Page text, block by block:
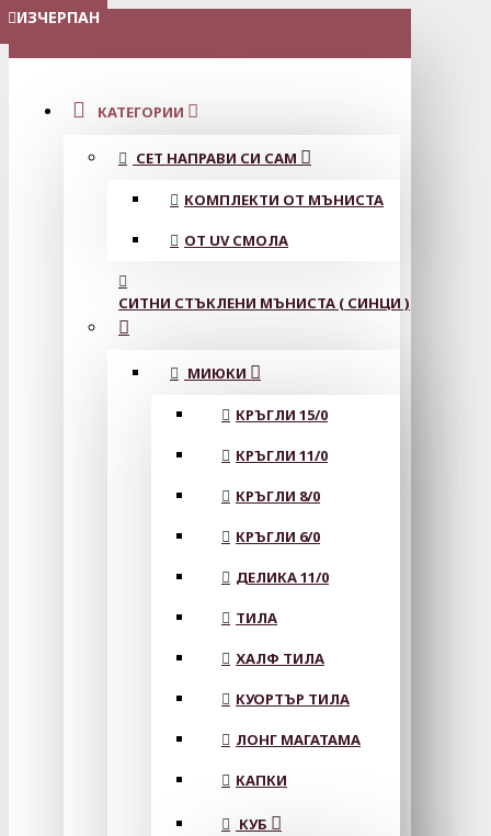
МЕНЮ
КАТЕГОРИИ
СЕТ НАПРАВИ СИ САМ
КОМПЛЕКТИ ОТ МЪНИСТА
ОТ UV СМОЛА
СИТНИ СТЪКЛЕНИ МЪНИСТА ( СИНЦИ )
МИЮКИ
КРЪГЛИ 15/0
КРЪГЛИ 11/0
КРЪГЛИ 8/0
КРЪГЛИ 6/0
ДЕЛИКА 11/0
ТИЛА
ХАЛФ ТИЛА
КУОРТЪР ТИЛА
ЛОНГ МАГАТАМА
КАПКИ
КУБ
ИЗЧЕРПАН
ИЗЧЕРПАН
ИЗЧЕРПАН